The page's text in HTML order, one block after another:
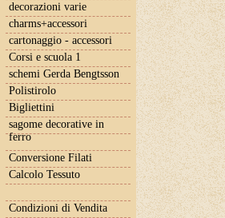
decorazioni varie
charms+accessori
cartonaggio - accessori
Corsi e scuola 1
schemi Gerda Bengtsson
Polistirolo
Bigliettini
sagome decorative in
ferro
Conversione Filati
Calcolo Tessuto
Condizioni di Vendita